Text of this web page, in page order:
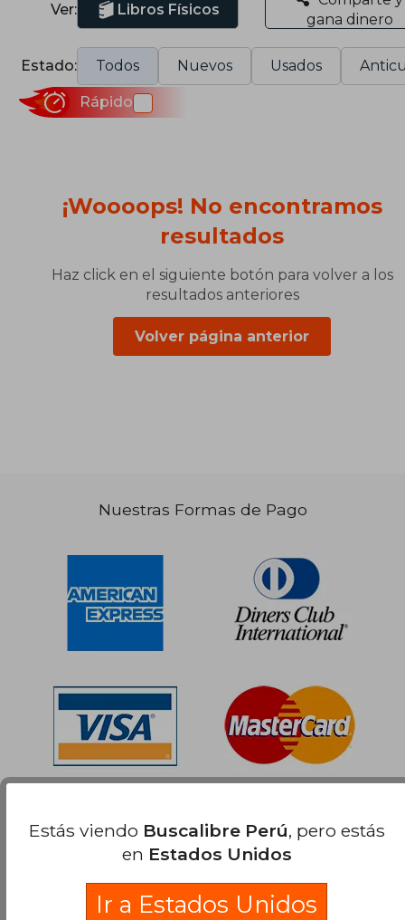
Ver: Libros Físicos
gana dinero
Estado: Todos Nuevos Usados
Rápido
¡Woooops! No encontramos
resultados
Haz click en el siguiente botón para volver a los
resultados anteriores
Volver página anterior
Nuestras Formas de Pago
Estás viendo Buscalibre Perú, pero estás
en Estados Unidos
Ir a Estados Unidos